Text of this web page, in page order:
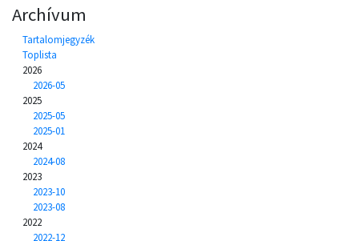
Archívum
Tartalomjegyzék
Toplista
2026
2026-05
2025
2025-05
2025-01
2024
2024-08
2023
2023-10
2023-08
2022
2022-12